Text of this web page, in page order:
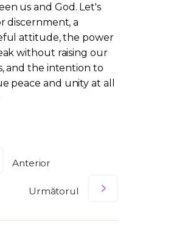
us and God. Let's
discernment, a
attitude, the power
without raising our
and the intention to
peace and unity at all
Anterior
Următorul